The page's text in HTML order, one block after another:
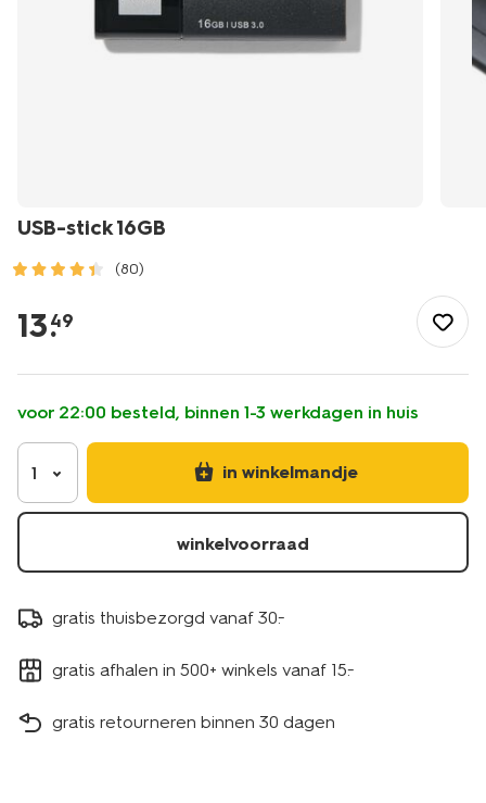
USB-stick 16GB
(80)
kantoor/elektronica/opladen-
geheugen/usb-
16gb-
39520001.html
13.
49
voor 22:00 besteld, binnen 1-3 werkdagen in huis
1 in winkelmandje
winkelvoorraad
gratis thuisbezorgd vanaf 30.-
gratis afhalen in 500+ winkels vanaf 15.-
gratis retourneren binnen 30 dagen